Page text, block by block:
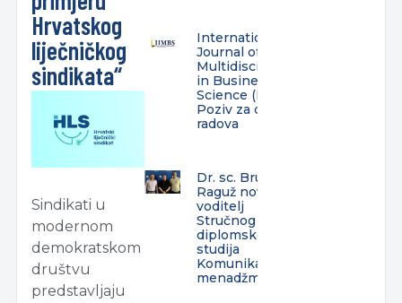
Hrvatskog
liječničkog
sindikata“
Sindikati u
modernom
demokratskom
društvu
predstavljaju
International
Journal of
Multidisciplinarity
in Business and
Science (IJMBS) –
Poziv za dostavu
radova
Dr. sc. Bruno
Raguž novi
voditelj
Stručnog
diplomskog
studija
Komunikacijski
menadžment